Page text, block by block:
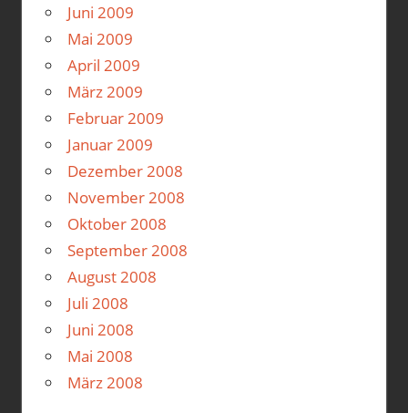
Juni 2009
Mai 2009
April 2009
März 2009
Februar 2009
Januar 2009
Dezember 2008
November 2008
Oktober 2008
September 2008
August 2008
Juli 2008
Juni 2008
Mai 2008
März 2008